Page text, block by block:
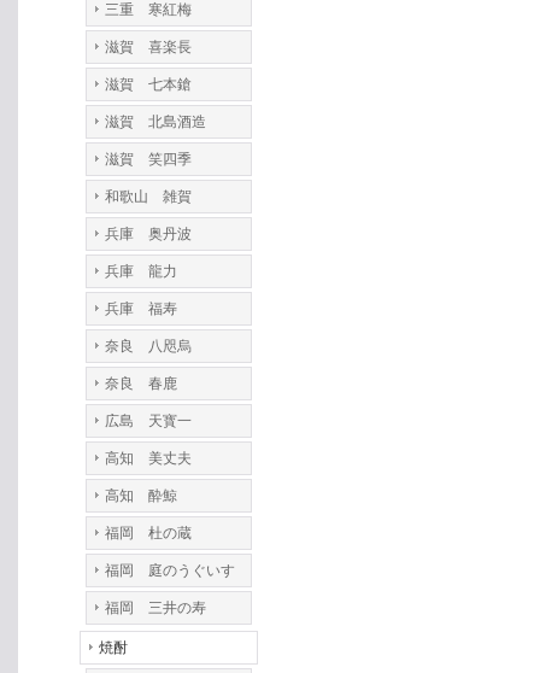
三重 寒紅梅
滋賀 喜楽長
滋賀 七本鎗
滋賀 北島酒造
滋賀 笑四季
和歌山 雑賀
兵庫 奥丹波
兵庫 龍力
兵庫 福寿
奈良 八咫烏
奈良 春鹿
広島 天寳一
高知 美丈夫
高知 酔鯨
福岡 杜の蔵
福岡 庭のうぐいす
福岡 三井の寿
焼酎